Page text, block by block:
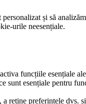
și să
urile neesențiale.
funcțiile esențiale
sunt esențiale pentru
reține preferințele